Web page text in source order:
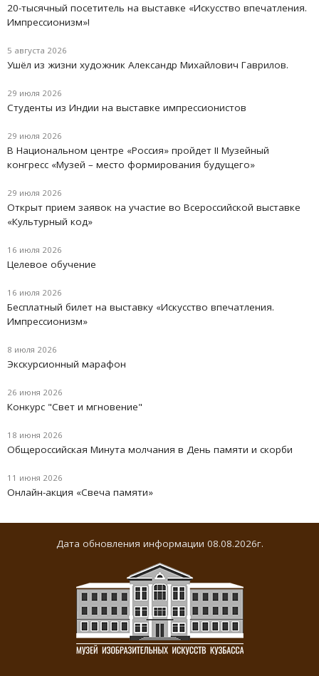
20-тысячный посетитель на выставке «Искусство впечатления.
Импрессионизм»!
5 августа 2026
Ушёл из жизни художник Александр Михайлович Гаврилов.
29 июля 2026
Студенты из Индии на выставке импрессионистов
29 июля 2026
В Национальном центре «Россия» пройдет II Музейный
конгресс «Музей – место формирования будущего»
29 июля 2026
Открыт прием заявок на участие во Всероссийской выставке
«Культурный код»
16 июля 2026
Целевое обучение
16 июля 2026
Бесплатный билет на выставку «Искусство впечатления.
Импрессионизм»
8 июля 2026
Экскурсионный марафон
26 июня 2026
Конкурс "Свет и мгновение"
18 июня 2026
Oбщероссийская Минута молчания в День памяти и скорби
11 июня 2026
Онлайн-акция «Свеча памяти»
Дата обновления информации 08.08.2026г.